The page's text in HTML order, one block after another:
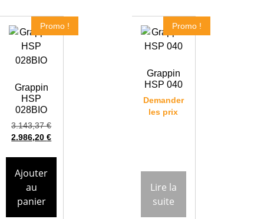
Promo !
Grappin
HSP
028BIO
3.143,37€
2.986,20€
Ajouter
au
panier
Promo !
Grappin
HSP 040
Demander
les prix
Lire la
suite